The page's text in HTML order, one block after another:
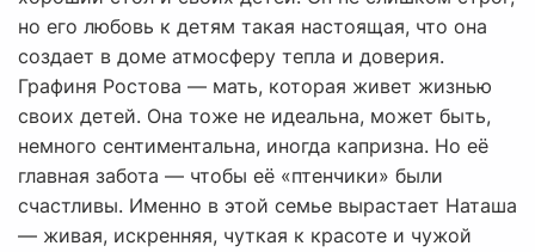
но его любовь к детям такая настоящая, что она
создает в доме атмосферу тепла и доверия.
Графиня Ростова — мать, которая живет жизнью
своих детей. Она тоже не идеальна, может быть,
немного сентиментальна, иногда капризна. Но её
главная забота — чтобы её «птенчики» были
счастливы. Именно в этой семье вырастает Наташа
— живая, искренняя, чуткая к красоте и чужой